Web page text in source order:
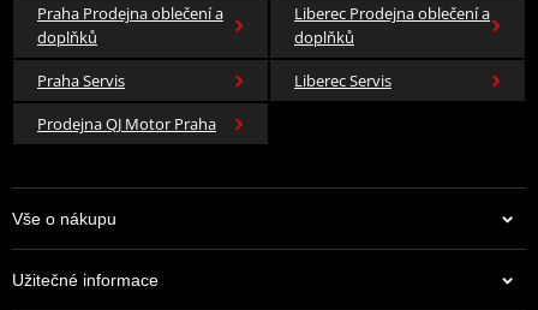
Praha Prodejna oblečení a
doplňků
Liberec Prodejna oblečení a
doplňků
Praha Servis
Liberec Servis
Prodejna QJ Motor Praha
Vše o nákupu
Užitečné informace